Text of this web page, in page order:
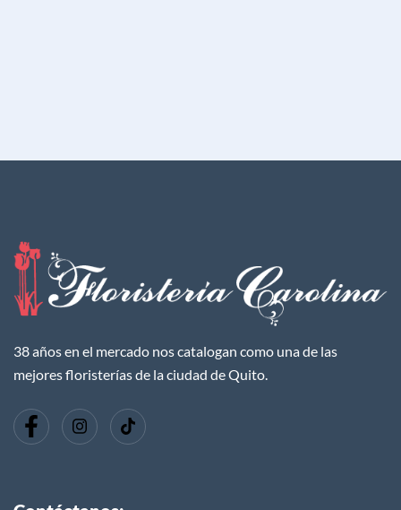
38 años en el mercado nos catalogan como una de las
mejores floristerías de la ciudad de Quito.